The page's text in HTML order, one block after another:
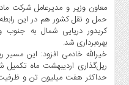
بیمه
و
ارز
دیجیتال
کشاورزی
و
معاون وزیر و مدیرعامل شرکت
حمل و نقل کشور هم در این
کریدور دریایی شمال به
بهره‌برداری شد.
ریل‌گذاری اردیبهشت ماه